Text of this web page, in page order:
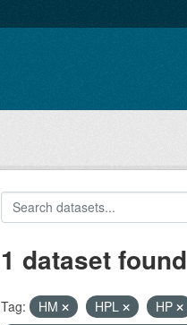
1 dataset found
Tag: HM HPL HP